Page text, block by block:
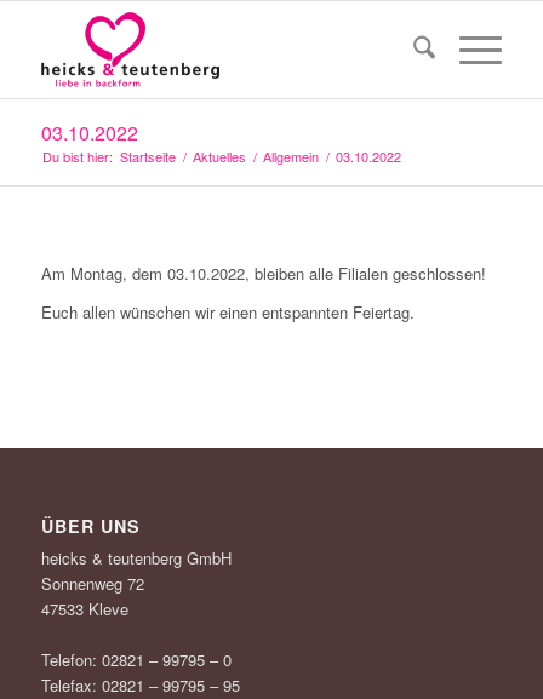
03.10.2022
Du bist hier: Startseite / Aktuelles / Allgemein / 03.10.2022
Am Montag, dem 03.10.2022, bleiben alle Filialen geschlossen!
Euch allen wünschen wir einen entspannten Feiertag.
ÜBER UNS
heicks & teutenberg GmbH
Sonnenweg 72
47533 Kleve
Telefon: 02821 – 99795 – 0
Telefax: 02821 – 99795 – 95